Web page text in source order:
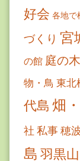
好会 各地で
づくり 宮
の館 庭の
物・鳥 東北
代島 畑
社 私事穂
島 羽黒山